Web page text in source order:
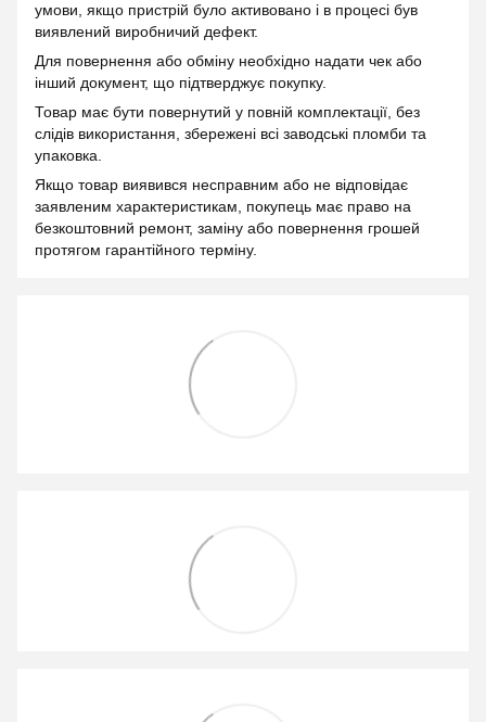
умови, якщо пристрій було активовано і в процесі був
виявлений виробничий дефект.
Для повернення або обміну необхідно надати чек або
інший документ, що підтверджує покупку.
Товар має бути повернутий у повній комплектації, без
слідів використання, збережені всі заводські пломби та
упаковка.
Якщо товар виявився несправним або не відповідає
заявленим характеристикам, покупець має право на
безкоштовний ремонт, заміну або повернення грошей
протягом гарантійного терміну.